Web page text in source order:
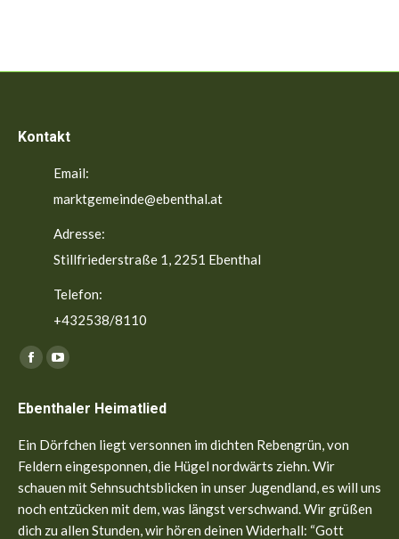
Kontakt
Email:
marktgemeinde@ebenthal.at
Adresse:
Stillfriederstraße 1, 2251 Ebenthal
Telefon:
+432538/8110
Finden Sie uns auf:
Facebook
opens
in
new
window
YouTube
opens
in
new
window
Ebenthaler Heimatlied
Ein Dörfchen liegt versonnen im dichten Rebengrün, von
Feldern eingesponnen, die Hügel nordwärts ziehn. Wir
schauen mit Sehnsuchtsblicken in unser Jugendland, es will uns
noch entzücken mit dem, was längst verschwand. Wir grüßen
dich zu allen Stunden, wir hören deinen Widerhall: “Gott